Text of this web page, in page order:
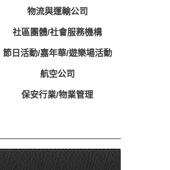
物流與運輸公司
社區團體/社會服務機構
節日活動/嘉年華/遊樂場活動
航空公司
保安行業/物業管理